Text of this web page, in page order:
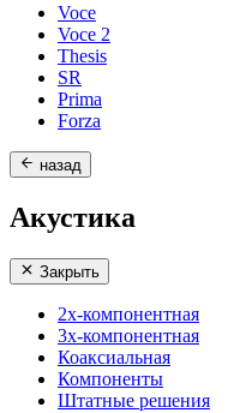
Voce
Voce 2
Thesis
SR
Prima
Forza
назад
Акустика
Закрыть
2х-компонентная
3х-компонентная
Коаксиальная
Компоненты
Штатные решения